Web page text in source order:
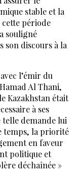
stable et la
cette période
souligné
son discours à la
l’émir du
Al Thani,
Kazakhstan était
à ses
telle demande lui
temps, la priorité
en faveur
politique et
déchaînée »